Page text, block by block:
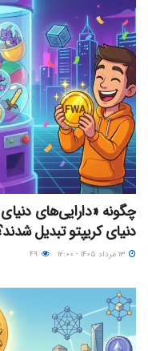
چگونه «دارایی‌های
دنیای کریپتو تبدیل